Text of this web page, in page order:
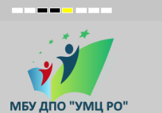
Default
NightHigh
White
mode
High
Black
Yellow
mode
High
Yellow
Black
mode
Set
Font
SetSet